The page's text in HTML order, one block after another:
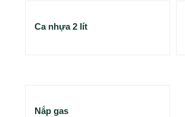
Ca nhựa 2 lít
Nắp gas